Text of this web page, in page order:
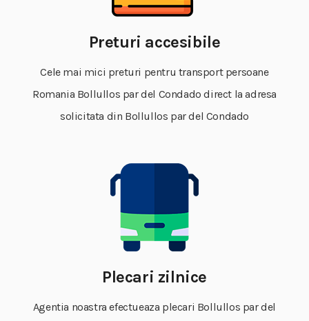
Preturi accesibile
Cele mai mici preturi pentru transport persoane
Romania Bollullos par del Condado direct la adresa
solicitata din Bollullos par del Condado
Plecari zilnice
Agentia noastra efectueaza plecari Bollullos par del